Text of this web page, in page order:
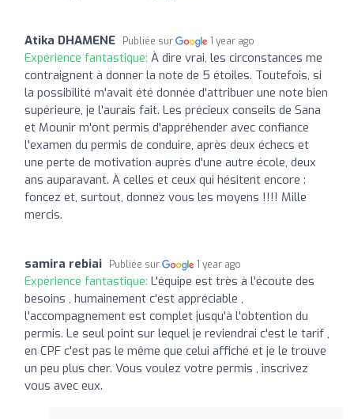
Atika DHAMENE Publiée sur 1 year ago
Expérience fantastique: À dire vrai, les circonstances me
contraignent à donner la note de 5 étoiles. Toutefois, si
la possibilité m'avait été donnée d'attribuer une note bien
supérieure, je l'aurais fait. Les précieux conseils de Sana
et Mounir m'ont permis d'appréhender avec confiance
l'examen du permis de conduire, après deux échecs et
une perte de motivation auprès d'une autre école, deux
ans auparavant. À celles et ceux qui hésitent encore :
foncez et, surtout, donnez vous les moyens !!!! Mille
mercis.
samira rebiai Publiée sur 1 year ago
Expérience fantastique: L'équipe est très à l'écoute des
besoins , humainement c'est appréciable ,
l'accompagnement est complet jusqu'à l'obtention du
permis. Le seul point sur lequel je reviendrai c'est le tarif ,
en CPF c'est pas le même que celui affiché et je le trouve
un peu plus cher. Vous voulez votre permis , inscrivez
vous avec eux.